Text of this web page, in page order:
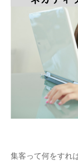
集客って何をすれ